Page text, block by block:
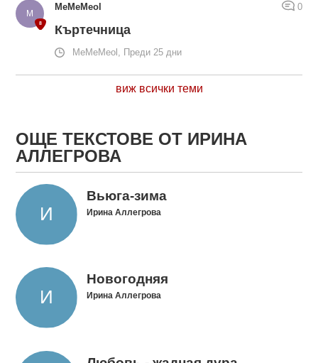
MeMeMeol 0
Къртечница
MeMeMeol, Преди 25 дни
виж всички теми
ОЩЕ ТЕКСТОВЕ ОТ ИРИНА
АЛЛЕГРОВА
Вьюга-зима
Ирина Аллегрова
Новогодняя
Ирина Аллегрова